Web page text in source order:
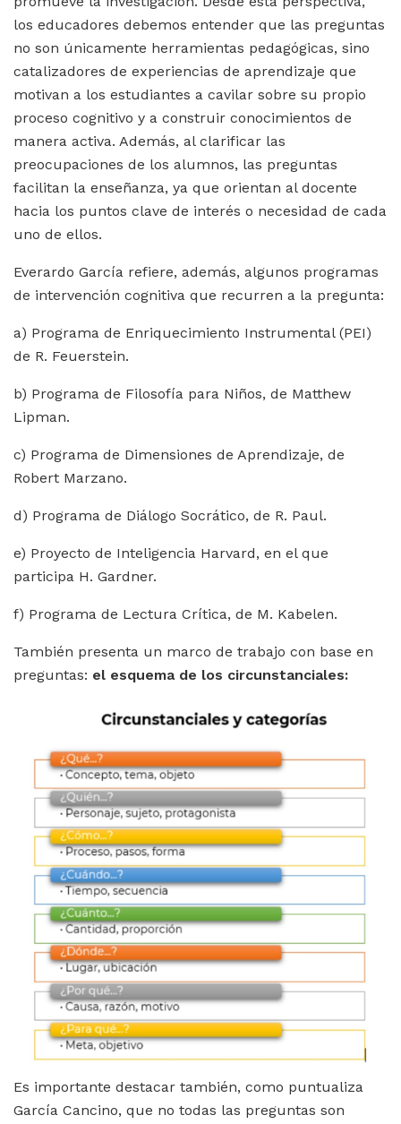
los educadores debemos entender que las preguntas
no son únicamente herramientas pedagógicas, sino
catalizadores de experiencias de aprendizaje que
motivan a los estudiantes a cavilar sobre su propio
proceso cognitivo y a construir conocimientos de
manera activa. Además, al clarificar las
preocupaciones de los alumnos, las preguntas
facilitan la enseñanza, ya que orientan al docente
hacia los puntos clave de interés o necesidad de cada
uno de ellos.
Everardo García refiere, además, algunos programas
de intervención cognitiva que recurren a la pregunta:
a) Programa de Enriquecimiento Instrumental (PEI)
de R. Feuerstein.
b) Programa de Filosofía para Niños, de Matthew
Lipman.
c) Programa de Dimensiones de Aprendizaje, de
Robert Marzano.
d) Programa de Diálogo Socrático, de R. Paul.
e) Proyecto de Inteligencia Harvard, en el que
participa H. Gardner.
f) Programa de Lectura Crítica, de M. Kabelen.
También presenta un marco de trabajo con base en
preguntas: el esquema de los circunstanciales:
Es importante destacar también, como puntualiza
García Cancino, que no todas las preguntas son